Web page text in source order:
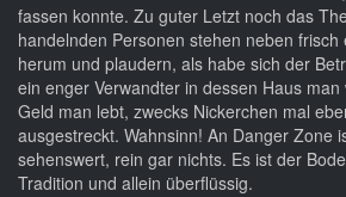
fassen konnte. Zu guter Letzt noch das
handelnden Personen stehen neben
herum und plaudern, als habe sich der
ein enger Verwandter in dessen Haus
Geld man lebt, zwecks Nickerchen mal
ausgestreckt. Wahnsinn! An Danger Zone
sehenswert, rein gar nichts. Es ist der
Tradition und allein überflüssig.